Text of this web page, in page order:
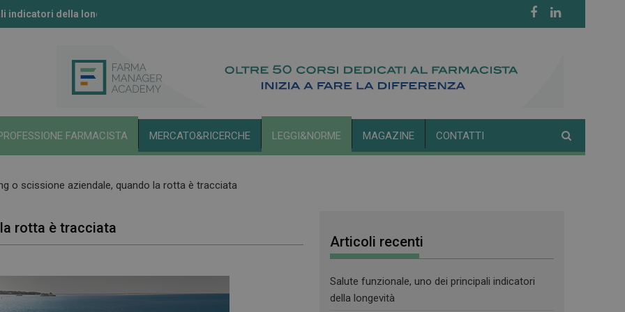
indicatori della longevità
secondo l’Aifa
FARMACISTA MERCATO&RICERCHE LEGGI&NORME MAGAZINE CONTATTI
o scissione aziendale, quando la rotta è tracciata
rotta è tracciata
Articoli recenti
Salute funzionale, uno dei principali indicatori
della longevità